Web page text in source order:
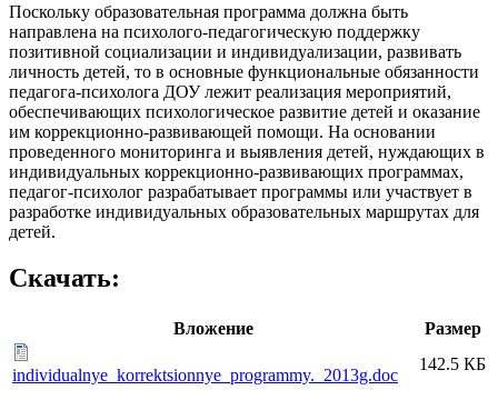
Поскольку образовательная программа должна быть
направлена на психолого-педагогическую поддержку
позитивной социализации и индивидуализации, развивать
личность детей, то в основные функциональные обязанности
педагога-психолога ДОУ лежит реализация мероприятий,
обеспечивающих психологическое развитие детей и оказание
им коррекционно-развивающей помощи. На основании
проведенного мониторинга и выявления детей, нуждающих в
индивидуальных коррекционно-развивающих программах,
педагог-психолог разрабатывает программы или участвует в
разработке индивидуальных образовательных маршрутах для
детей.
Скачать:
Вложение Размер
individualnye_korrektsionnye_programmy._2013g.doc
142.5 КБ